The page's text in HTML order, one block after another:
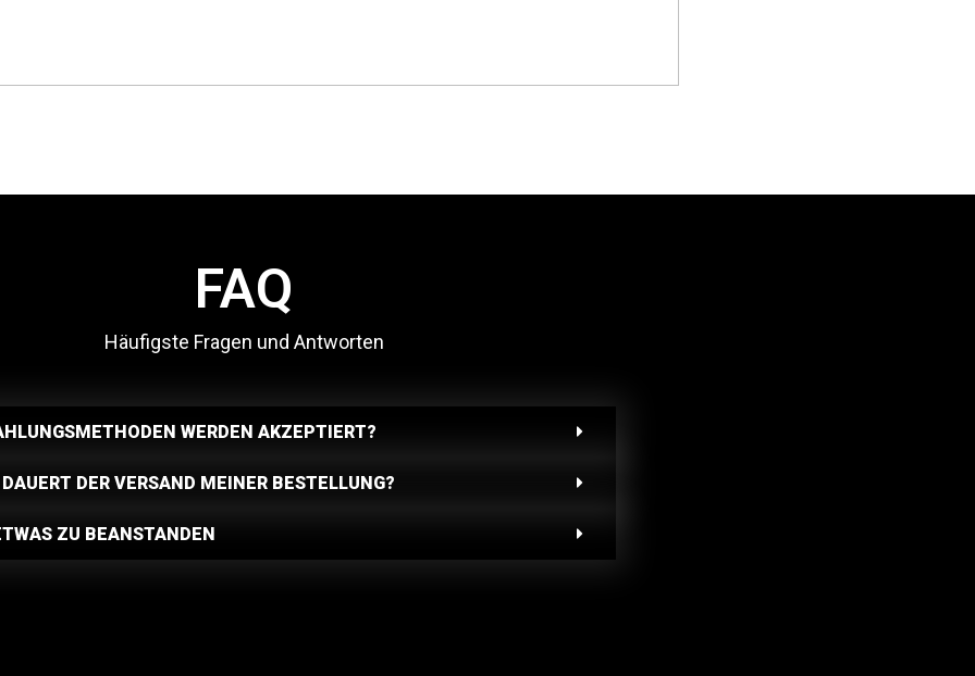
FAQ
Häufigste Fragen und Antworten
WERDEN AKZEPTIERT?
DER VERSAND MEINER BESTELLUNG?
ZU BEANSTANDEN